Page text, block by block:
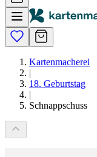
Kartenmacherei
|
18. Geburtstag
|
Schnappschuss